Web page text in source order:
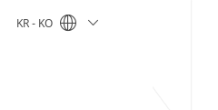
KR - KO